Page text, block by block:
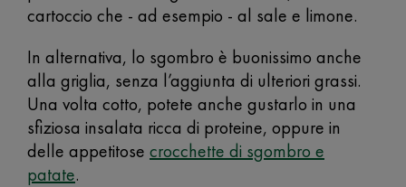
cartoccio che - ad esempio - al sale e limone.
In alternativa, lo sgombro è buonissimo anche
alla griglia, senza l’aggiunta di ulteriori grassi.
Una volta cotto, potete anche gustarlo in una
sfiziosa insalata ricca di proteine, oppure in
delle appetitose crocchette di sgombro e
patate.